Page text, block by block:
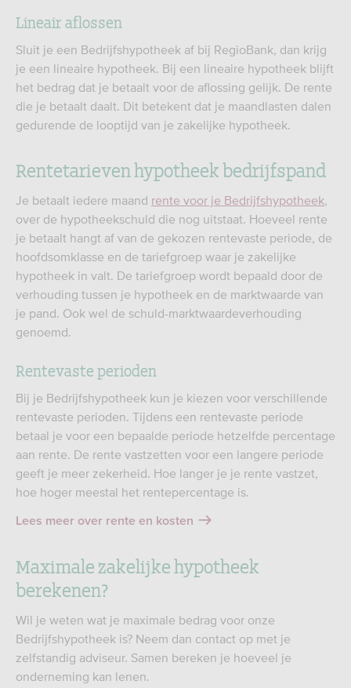
Lineair aflossen
Sluit je een Bedrijfshypotheek af bij RegioBank, dan krijg
je een lineaire hypotheek. Bij een lineaire hypotheek blijft
het bedrag dat je betaalt voor de aflossing gelijk. De rente
die je betaalt daalt. Dit betekent dat je maandlasten dalen
gedurende de looptijd van je zakelijke hypotheek.
Rentetarieven hypotheek bedrijfspand
Je betaalt iedere maand rente voor je Bedrijfshypotheek,
over de hypotheekschuld die nog uitstaat. Hoeveel rente
je betaalt hangt af van de gekozen rentevaste periode, de
hoofdsomklasse en de tariefgroep waar je zakelijke
hypotheek in valt. De tariefgroep wordt bepaald door de
verhouding tussen je hypotheek en de marktwaarde van
je pand. Ook wel de schuld-marktwaardeverhouding
genoemd.
Rentevaste perioden
Bij je Bedrijfshypotheek kun je kiezen voor verschillende
rentevaste perioden. Tijdens een rentevaste periode
betaal je voor een bepaalde periode hetzelfde percentage
aan rente. De rente vastzetten voor een langere periode
geeft je meer zekerheid. Hoe langer je je rente vastzet,
hoe hoger meestal het rentepercentage is.
Lees meer over rente en kosten
Maximale zakelijke hypotheek
berekenen?
Wil je weten wat je maximale bedrag voor onze
Bedrijfshypotheek is? Neem dan contact op met je
zelfstandig adviseur. Samen bereken je hoeveel je
onderneming kan lenen.